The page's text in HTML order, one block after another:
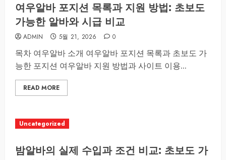
여우알바 포지션 목록과 지원 방법: 초보도
가능한 알바와 시급 비교
ADMIN 5월 21, 2026 0
목차 여우알바 소개 여우알바 포지션 목록과 초보도 가
능한 포지션 여우알바 지원 방법과 사이트 이용...
READ MORE
Uncategorized
밤알바의 실제 수입과 조건 비교: 초보도 가